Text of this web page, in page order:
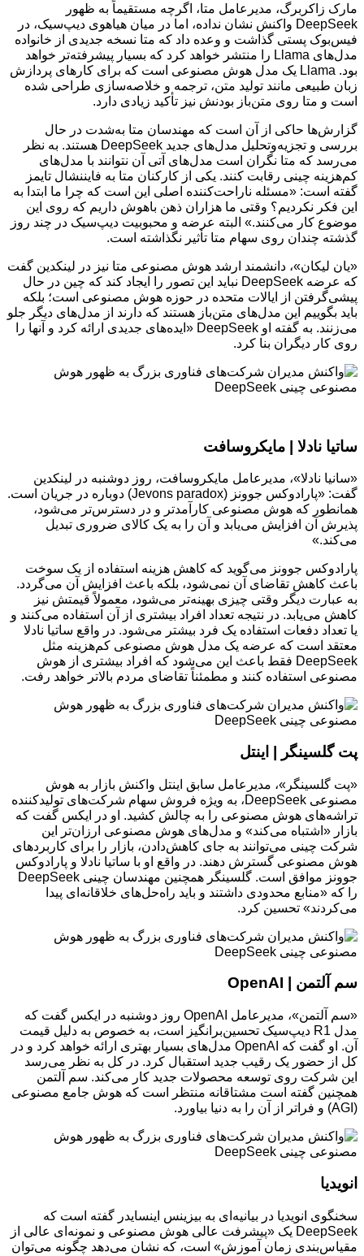
مارک زاکربرگ، مدیرعامل متا، اگرچه مستقیماً به ظهور
DeepSeek واکنش نشان نداده، اما در میان هیاهوی دیپ‌سیک، در
فیس‌بوک پستی گذاشت و وعده داد که متا نسخه جدیدی از خانواده
مدل‌های Llama را منتشر خواهد کرد که بسیار پیشرفته‌تر خواهد
بود. Llama یک مدل هوش مصنوعی است که برای کارهای پردازش
زبان طبیعی مانند تولید متن، ترجمه و خلاصه‌سازی طراحی شده
است و متا روی متن‌باز بودنش نیز تأکید زیادی دارد.
گزارش‌ها حاکی از آن است که مهندسان متا به‌شدت در حال
بررسی و تجزیه‌وتحلیل مدل‌های جدید DeepSeek هستند. به نظر
می‌رسد که متا نگران است مدل‌های آتی آن نتوانند با مدل‌های
کم‌هزینه چینی رقابت کنند. یکی از کارکنان متا به فایننشال تایمز
گفته است: «مسئله ناراحت‌کننده اصلی این است که چرا ما ابتدا به
این فکر نکردیم؟ وقتی ما هزاران ذهن باهوش داریم که روی این
موضوع کار می‌کنند.» البته عرضه و محبوبیت دیپ‌سیک در چند روز
گذشته چندان روی سهام متا تأثیر نگذاشته است.
«یان لیکان»، دانشمند ارشد هوش مصنوعی متا نیز در لینکدین گفت
که عرضه DeepSeek نباید این تصور را ایجاد کند که چین در حال
پیشی‌گرفتن از ایالات متحده در حوزه هوش مصنوعی است؛ بلکه
باید بگوییم این مدل‌های متن‌باز هستند که دارند از مدل‌های دیگر جلو
می‌زنند. به گفته او DeepSeek «ایده‌های جدیدی ارائه کرد و آنها را
روی کار دیگران بنا کرد.
ساتیا نادلا | مایکروسافت
«سانیا نادلا»، مدیرعامل مایکروسافت، روز دوشنبه در لینکدین
گفت: «پارادوکس جوونز (Jevons paradox) دوباره در جریان است.
همانطور که هوش مصنوعی کارآمدتر و در دسترس‌تر می‌شود،
پذیرش آن افزایش می‌یابد و آن را به یک کالای ضروری تبدیل
می‌کند.»
پارادوکس جوونز می‌گوید که کاهش هزینه استفاده از یک سوخت
باعث کاهش تقاضای آن نمی‌شود، بلکه باعث افزایش آن می‌گردد.
به عبارت دیگر وقتی چیزی بهینه‌تر می‌شود، معمولاً قیمتش نیز
کاهش می‌یابد. در نتیجه تعداد افراد بیشتری از آن استفاده می‌کنند و
یا تعداد دفعات استفاده یک فرد بیشتر می‌شود. در واقع ساتیا نادلا
معتقد است که عرضه یک مدل هوش مصنوعی کم‌هزینه مثل
DeepSeek فقط باعث این می‌شود که افراد بیشتری از هوش
مصنوعی استفاده کنند و مطمئناً تقاضای مردم بالاتر خواهد رفت.
پت گلسینگر | اینتل
«پت گلسینگر»، مدیرعامل سابق اینتل واکنش بازار به هوش
مصنوعی DeepSeek، به ویژه فروش سهام شرکت‌های تولیدکننده
تراشه‌های هوش مصنوعی را به چالش کشید. او در ایکس گفت که
بازار «اشتباه می‌کند» و مدل‌های هوش مصنوعی ارزان‌تر این
شرکت چینی می‌توانند به جای کاهش‌دادن، بازار را برای کاربردهای
هوش مصنوعی گسترش دهند. در واقع او با ساتیا نادلا و پارادوکس
جوونز موافق است. گلسینگر همچنین مهندسان چینی DeepSeek
را که «منابع محدودی داشتند و باید راه‌حل‌های خلاقانه‌ای پیدا
می‌کردند» تحسین کرد.
سم آلتمن | OpenAI
«سم آلتمن»، مدیرعامل OpenAI روز دوشنبه در ایکس گفت که
مدل R1 دیپ‌سیک تحسین‌برانگیز است، به خصوص به دلیل قیمت
آن. او گفت که OpenAI مدل‌های بسیار بهتری ارائه خواهد کرد و در
کل از حضور یک رقیب جدید استقبال کرد. در کل به نظر می‌رسد
این شرکت روی توسعه محصولات جدید کار می‌کند. سم آلتمن
همچنین گفته است مشتاقانه منتظر است که هوش جامع مصنوعی
(AGI) و فراتر از آن را به دنیا بیاورد.
انویدیا
سخنگوی انویدیا در بیانیه‌ای به بیزینس اینسایدر گفته است که
DeepSeek یک «پیشرفت عالی هوش مصنوعی و نمونه‌ای عالی از
مقیاس‌بندی زمان آموزش» است، که نشان می‌دهد چگونه می‌توان